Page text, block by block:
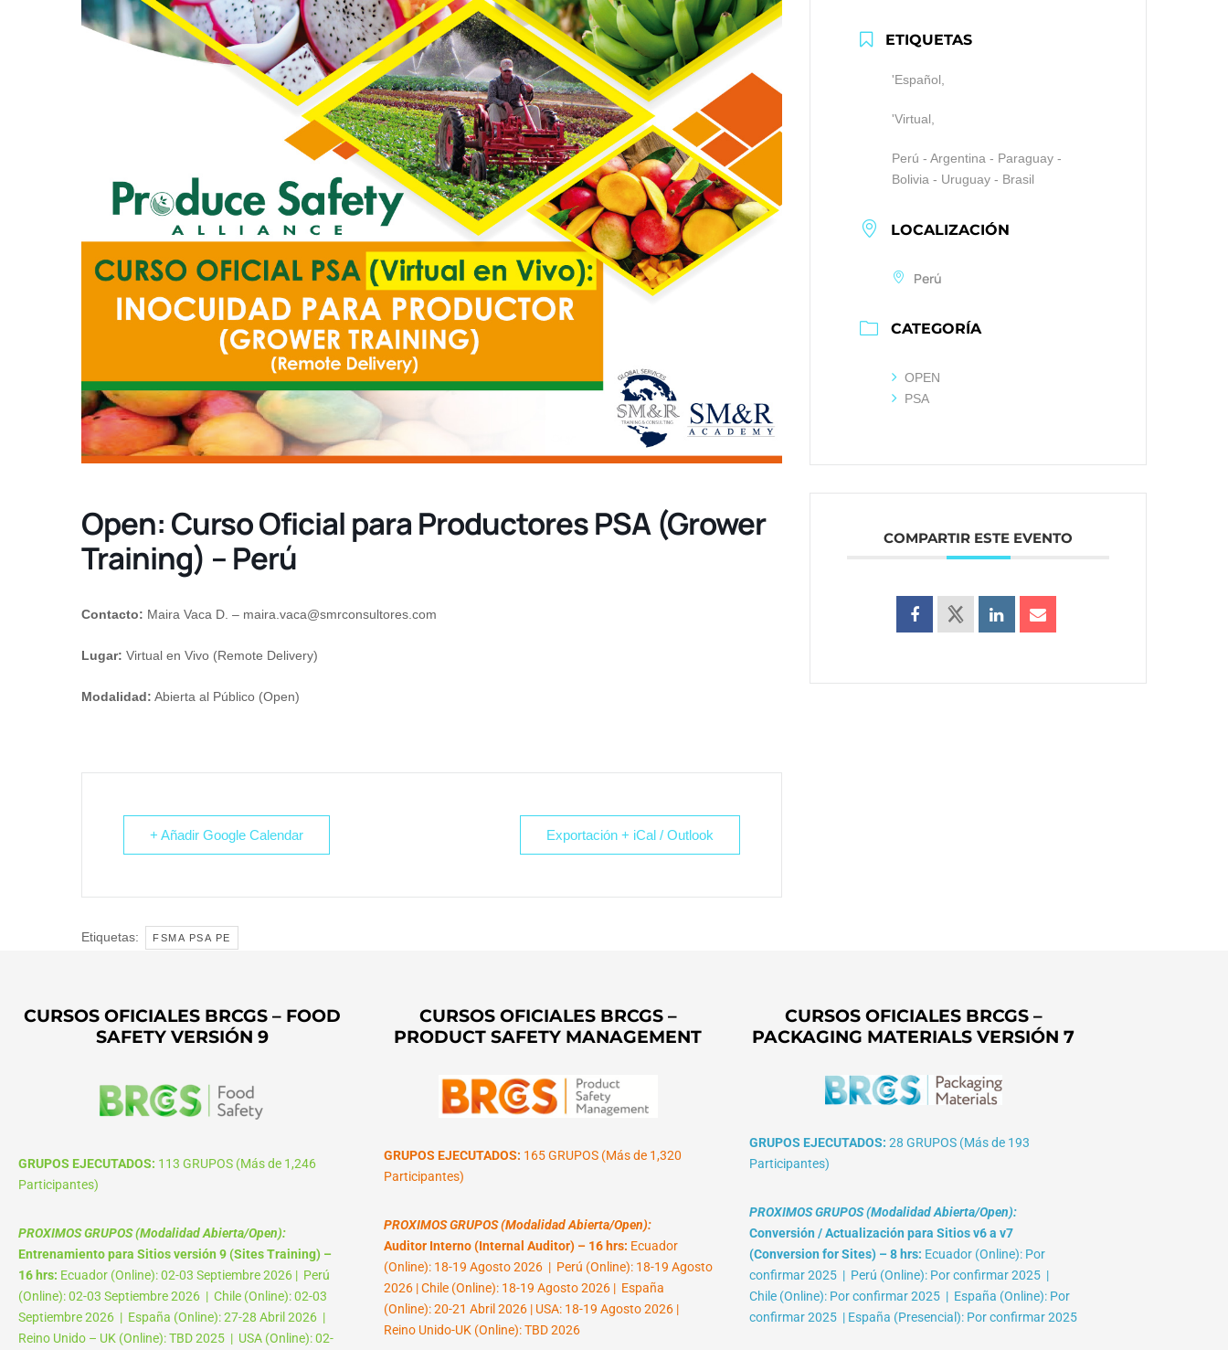
Open: Curso Oficial para Productores PSA (Grower
Training) – Perú
Contacto: Maira Vaca D. – maira.vaca@smrconsultores.com
Lugar: Virtual en Vivo (Remote Delivery)
Modalidad: Abierta al Público (Open)
+ Añadir Google Calendar Exportación + iCal / Outlook
Etiquetas: FSMA PSA PE
ETIQUETAS
'Español,
'Virtual,
Perú - Argentina - Paraguay -
Bolivia - Uruguay - Brasil
LOCALIZACIÓN
Perú
CATEGORÍA
OPEN
PSA
COMPARTIR ESTE EVENTO
CURSOS OFICIALES BRCGS – FOOD
SAFETY VERSIÓN 9
GRUPOS EJECUTADOS: 113 GRUPOS (Más de 1,246
Participantes)
PROXIMOS GRUPOS (Modalidad Abierta/Open):
Entrenamiento para Sitios versión 9 (Sites Training) –
16 hrs: Ecuador (Online): 02-03 Septiembre 2026 | Perú
(Online): 02-03 Septiembre 2026 | Chile (Online): 02-03
Septiembre 2026 | España (Online): 27-28 Abril 2026 |
Reino Unido – UK (Online): TBD 2025 | USA (Online): 02-
CURSOS OFICIALES BRCGS –
PRODUCT SAFETY MANAGEMENT
GRUPOS EJECUTADOS: 165 GRUPOS (Más de 1,320
Participantes)
PROXIMOS GRUPOS (Modalidad Abierta/Open):
Auditor Interno (Internal Auditor) – 16 hrs: Ecuador
(Online): 18-19 Agosto 2026 | Perú (Online): 18-19 Agosto
2026 | Chile (Online): 18-19 Agosto 2026 | España
(Online): 20-21 Abril 2026 | USA: 18-19 Agosto 2026 |
Reino Unido-UK (Online): TBD 2026
CURSOS OFICIALES BRCGS –
PACKAGING MATERIALS VERSIÓN 7
GRUPOS EJECUTADOS: 28 GRUPOS (Más de 193
Participantes)
PROXIMOS GRUPOS (Modalidad Abierta/Open):
Conversión / Actualización para Sitios v6 a v7
(Conversion for Sites) – 8 hrs: Ecuador (Online): Por
confirmar 2025 | Perú (Online): Por confirmar 2025 |
Chile (Online): Por confirmar 2025 | España (Online): Por
confirmar 2025 | España (Presencial): Por confirmar 2025